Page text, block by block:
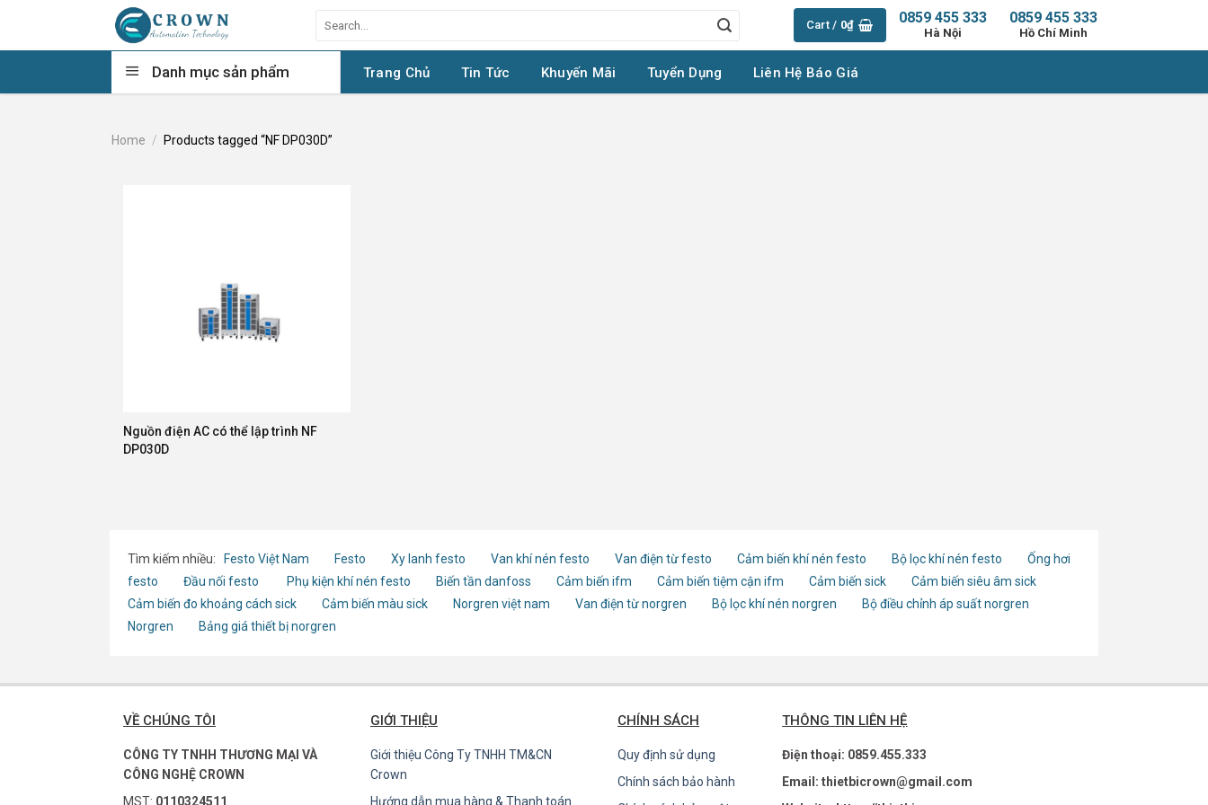
content
for:
Cart / 0₫ 0859 455 333
Hồ Chí Minh
0859 455 333
Hà Nội
Danh mục sản phẩm Trang Chủ Tin Tức Khuyến Mãi Tuyển Dụng Liên Hệ Báo Giá
Home / Products tagged “NF DP030D”
Nguồn điện AC có thể lập trình NF
DP030D
Tìm kiếm nhiều: Festo Việt Nam Festo Xy lanh festo Van khí nén festo Van điện từ festo Cảm biến khí nén festo Bộ lọc khí nén festo
Ống hơi
festo
Đầu nối festo Phụ kiện khí nén festo Biến tần danfoss Cảm biến ifm Cảm biến tiệm cận ifm Cảm biến sick
Cảm biến siêu âm sick
Cảm biến đo khoảng cách sick
Cảm biến màu sick Norgren việt nam Van điện từ norgren Bộ lọc khí nén norgren
Bộ điều chỉnh áp suất norgren
Norgren
Bảng giá thiết bị norgren
VỀ CHÚNG TÔI
CÔNG TY TNHH THƯƠNG MẠI VÀ
CÔNG NGHỆ CROWN
MST: 0110324511
GIỚI THIỆU
Giới thiệu Công Ty TNHH TM&CN
Crown
Hướng dẫn mua hàng & Thanh toán
CHÍNH SÁCH
Quy định sử dụng
Chính sách bảo hành
THÔNG TIN LIÊN HỆ
Điện thoại: 0859.455.333
Email: thietbicrown@gmail.com